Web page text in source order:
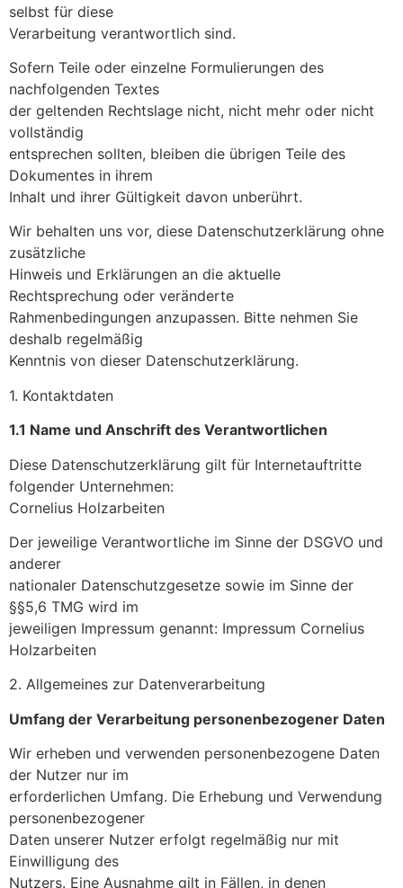
selbst für diese
Verarbeitung verantwortlich sind.
Sofern Teile oder einzelne Formulierungen des
nachfolgenden Textes
der geltenden Rechtslage nicht, nicht mehr oder nicht
vollständig
entsprechen sollten, bleiben die übrigen Teile des
Dokumentes in ihrem
Inhalt und ihrer Gültigkeit davon unberührt.
Wir behalten uns vor, diese Datenschutzerklärung ohne
zusätzliche
Hinweis und Erklärungen an die aktuelle
Rechtsprechung oder veränderte
Rahmenbedingungen anzupassen. Bitte nehmen Sie
deshalb regelmäßig
Kenntnis von dieser Datenschutzerklärung.
1. Kontaktdaten
1.1 Name und Anschrift des Verantwortlichen
Diese Datenschutzerklärung gilt für Internetauftritte
folgender Unternehmen:
Cornelius Holzarbeiten
Der jeweilige Verantwortliche im Sinne der DSGVO und
anderer
nationaler Datenschutzgesetze sowie im Sinne der
§§5,6 TMG wird im
jeweiligen Impressum genannt: Impressum Cornelius
Holzarbeiten
2. Allgemeines zur Datenverarbeitung
Umfang der Verarbeitung personenbezogener Daten
Wir erheben und verwenden personenbezogene Daten
der Nutzer nur im
erforderlichen Umfang. Die Erhebung und Verwendung
personenbezogener
Daten unserer Nutzer erfolgt regelmäßig nur mit
Einwilligung des
Nutzers. Eine Ausnahme gilt in Fällen, in denen